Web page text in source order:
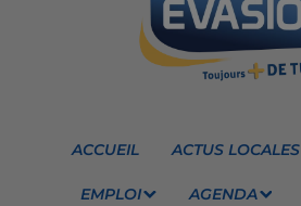
ACCUEIL ACTUS LOCALES
EMPLOI AGENDA